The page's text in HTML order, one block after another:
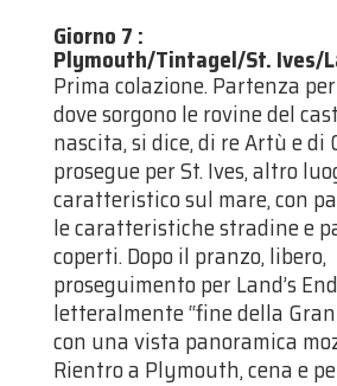
Giorno 7 :
Plymouth/Tintagel/St. Ives/
Prima colazione. Partenza
dove sorgono le rovine del
nascita, si dice, di re Artù e di
prosegue per St. Ives, altro
caratteristico sul mare, con
le caratteristiche stradine e
coperti. Dopo il pranzo, libero,
proseguimento per Land’s
letteralmente “fine della
con una vista panoramica
Rientro a Plymouth, cena e